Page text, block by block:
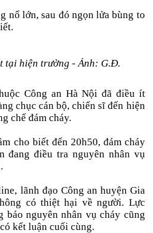
nổ lớn, sau đó ngọn lửa bùng to
tại hiện trường - Ảnh: G.Đ.
Công an Hà Nội đã điều ít
chục cán bộ, chiến sĩ đến hiện
chế đám cháy.
cho biết đến 20h50, đám cháy
đang điều tra nguyên nhân vụ
lãnh đạo Công an huyện Gia
có thiệt hại về người. Lực
báo nguyên nhân vụ cháy cũng
kết luận cuối cùng.